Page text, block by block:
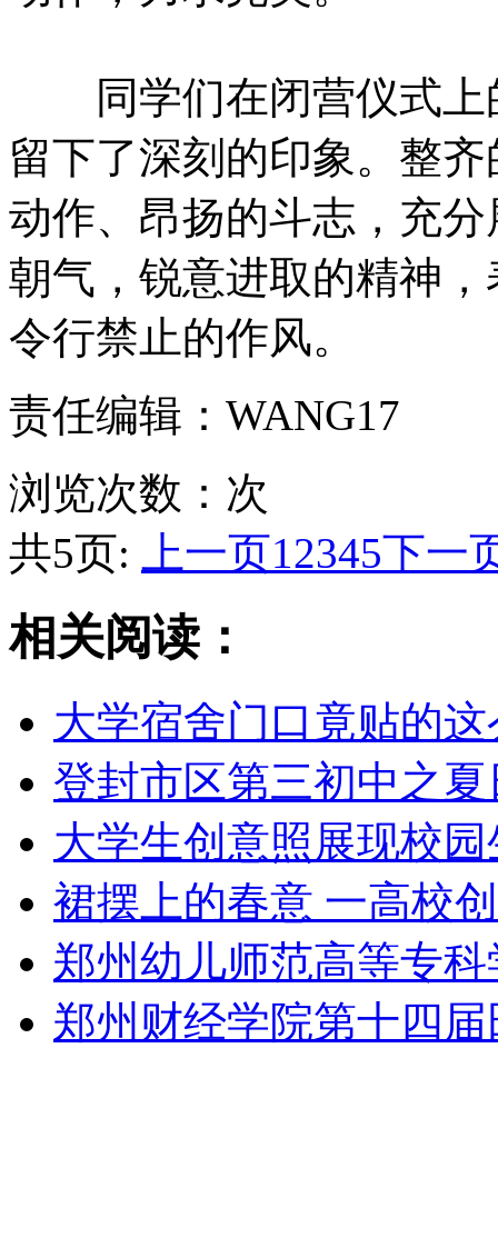
同学们在闭营仪式上
留下了深刻的印象。整
动作、昂扬的斗志，充
朝气，锐意进取的精神
令行禁止的作风。
责任编辑：WANG17
浏览次数： 次
共5页:
上一页12345下一
相关阅读：
大学宿舍门口竟贴的
登封市区第三初中之
大学生创意照展现校
裙摆上的春意 一高校
郑州幼儿师范高等专
郑州财经学院第十四